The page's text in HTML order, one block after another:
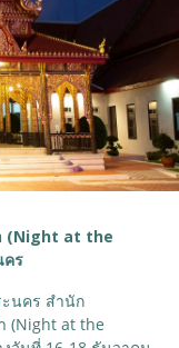
(Night at the
ร
นคร สำนัก
(Night at the